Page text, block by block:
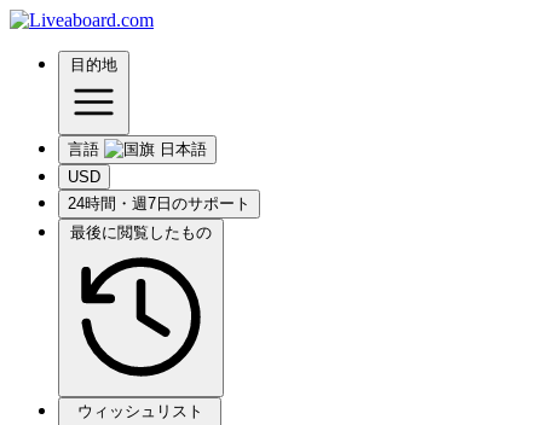
目的地
言語
USD
24時間・週7日のサポート
最後に閲覧したもの
ウィッシュリスト